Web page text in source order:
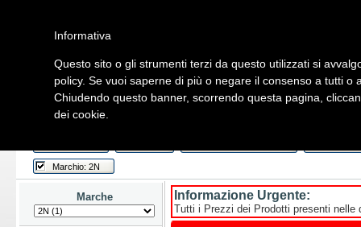
Home Listino Marchi Dati Cliente Servizi Company
Hardware Software Fotografia Telefonia Audio Video
Marchio: 2N
Marche Informazione Urgente:
Tutti i Prezzi dei Prodotti presenti
Informativa
Questo sito o gli strumenti terzi da questo utilizzati si
policy. Se vuoi saperne di più o negare il consenso a tutti o
Chiudendo questo banner, scorrendo questa pagina,
dei cookie.